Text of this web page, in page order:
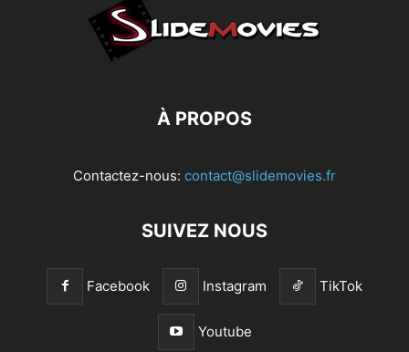
À PROPOS
Contactez-nous: contact@slidemovies.fr
SUIVEZ NOUS
Facebook Instagram TikTok
Youtube